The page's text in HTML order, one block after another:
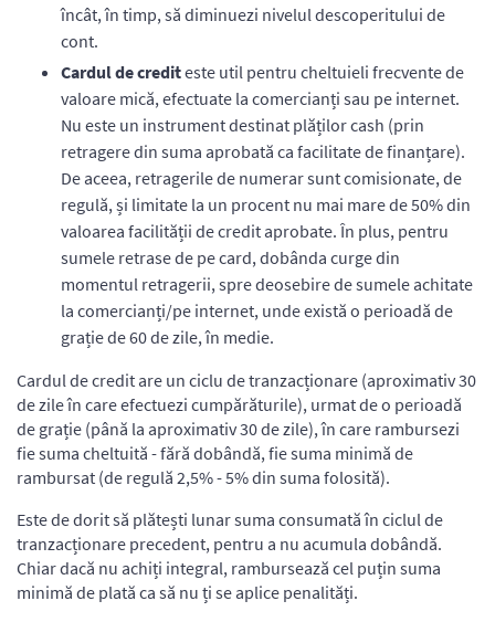
încât, în timp, să diminuezi nivelul descoperitului de
cont.
Cardul de crediteste util pentru cheltuieli frecvente de
valoare mică, efectuate la comercianți sau pe internet.
Nu este un instrument destinat plăților cash (prin
retragere din suma aprobată ca facilitate de finanțare).
De aceea, retragerile de numerar sunt comisionate, de
regulă, și limitate la un procent nu mai mare de 50% din
valoarea facilității de credit aprobate. În plus, pentru
sumele retrase de pe card, dobânda curge din
momentul retragerii, spre deosebire de sumele achitate
la comercianți/pe internet, unde există o perioadă de
grație de 60 de zile, în medie.
Cardul de credit are un ciclu de tranzacționare (aproximativ 30
de zile în care efectuezi cumpărăturile), urmat de o perioadă
de grație (până la aproximativ 30 de zile), în care rambursezi
fie suma cheltuită - fără dobândă, fie suma minimă de
rambursat (de regulă 2,5% - 5% din suma folosită).
Este de dorit să plătești lunar suma consumată în ciclul de
tranzacționare precedent, pentru a nu acumula dobândă.
Chiar dacă nu achiți integral, rambursează cel puțin suma
minimă de plată ca să nu ți se aplice penalități.